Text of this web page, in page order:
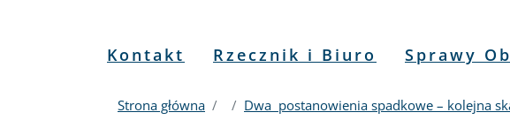
Menu
Kontakt Rzecznik i Biuro Sprawy
Strona główna Dwa postanowienia spadkowe – kolejna